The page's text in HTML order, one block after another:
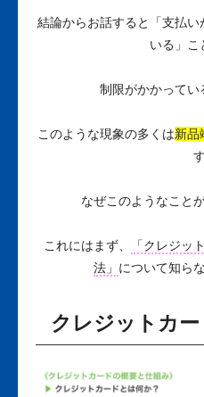
結論からお話すると
「支払
いる」
こ
制限がかかってい
このような現象の多くは新品
す
なぜこのようなこと
これにはまず、
「クレジッ
法」 について知ら
クレジットカ